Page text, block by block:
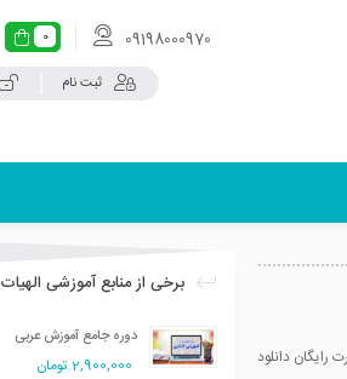
0 09198000970
ثبت نام
رایگان دانلود
برخی از منابع آموزشی الهیات
دوره جامع آموزش عربی
2,900,000تومان